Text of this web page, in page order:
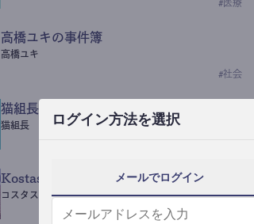
ログイン方法を選択
メールでログイン
# 医療
高橋ユキの事件簿
高橋ユキ
#社会
猫組長POST
猫組長
Kostas Beauty News
コスタス